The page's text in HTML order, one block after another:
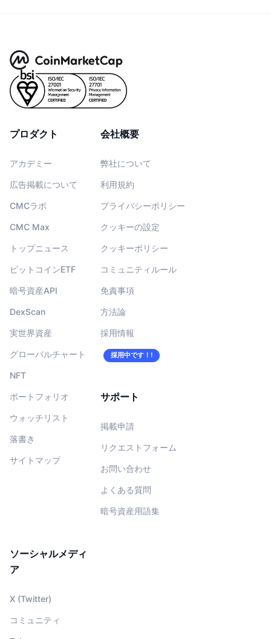
プロダクト
アカデミー
広告掲載について
CMCラボ
CMC Max
トップニュース
ビットコインETF
暗号資産API
DexScan
実世界資産
グローバルチャート
NFT
ポートフォリオ
ウォッチリスト
落書き
サイトマップ
会社概要
弊社について
利用規約
プライバシーポリシー
クッキーの設定
クッキーポリシー
コミュニティルール
免責事項
方法論
採用情報
採用中です！!
サポート
掲載申請
リクエストフォーム
お問い合わせ
よくある質問
暗号資産用語集
ソーシャルメディ
ア
X (Twitter)
コミュニティ